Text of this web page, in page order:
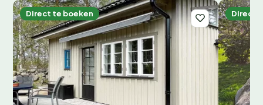
Direct te boeken Direct